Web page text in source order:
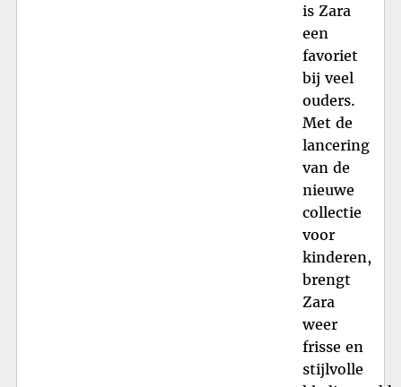
is Zara
een
favoriet
bij veel
ouders.
Met de
lancering
van de
nieuwe
collectie
voor
kinderen,
brengt
Zara
weer
frisse en
stijlvolle